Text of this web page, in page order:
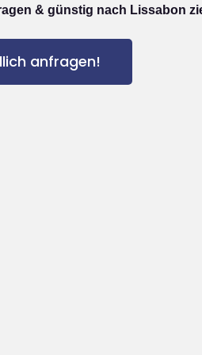
& günstig nach Lissabon
anfragen!